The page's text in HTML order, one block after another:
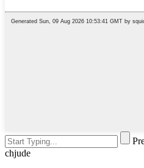
chjude